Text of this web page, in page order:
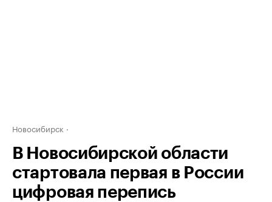
Новосибирск
В Новосибирской области
стартовала первая в России
цифровая перепись